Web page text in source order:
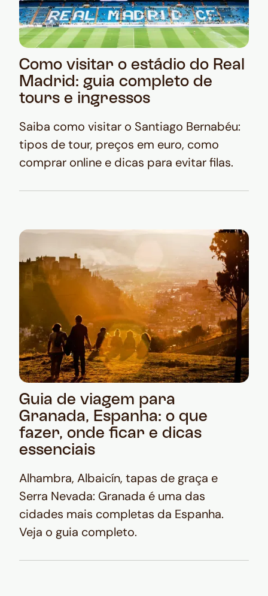
Como visitar o estádio do Real
Madrid: guia completo de
tours e ingressos
Saiba como visitar o Santiago Bernabéu:
tipos de tour, preços em euro, como
comprar online e dicas para evitar filas.
Guia de viagem para
Granada, Espanha: o que
fazer, onde ficar e dicas
essenciais
Alhambra, Albaicín, tapas de graça e
Serra Nevada: Granada é uma das
cidades mais completas da Espanha.
Veja o guia completo.